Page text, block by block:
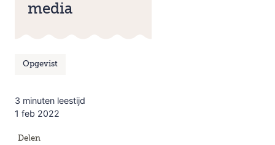
media
Opgevist
3 minuten leestijd
1 feb 2022
Delen